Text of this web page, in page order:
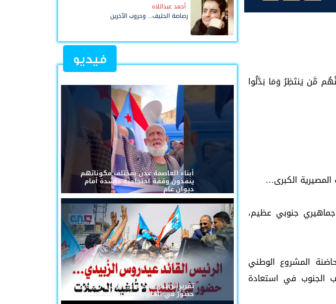
مَّن يَنتَظِرُ وَمَا بَدَّلُوا
الكبرى…
جنوبي عظيم،
المشروع الوطني
الجنوب في استعادة
أحمد عبداللاه
رصاصة الحليف... وحروب الآخرين
فيديو
أبناء العاصمة عدن بمختلف مكوناتهم
ينفذون وقفة احتجاجية حاشدة أمام
ديوان عام
تقريرالرئيس القائد عيدروس الزُبيدي...
حضورٌ في القلوب لا تُلغيه الحملات